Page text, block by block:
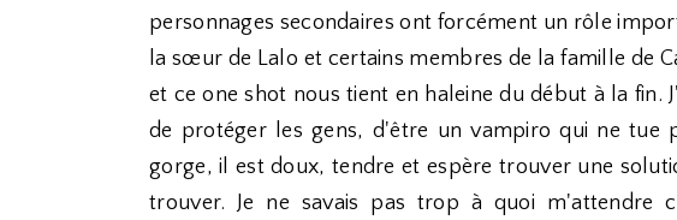
personnages secondaires ont forcément un rôle
la sœur de Lalo et certains membres de la famille de
et ce one shot nous tient en haleine du début à la fin.
de protéger les gens, d'être un vampiro qui ne tue
gorge, il est doux, tendre et espère trouver une
trouver. Je ne savais pas trop à quoi m'attendre